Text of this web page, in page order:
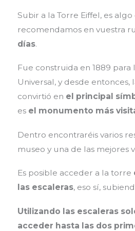
Subir a la Torre Eiffel, es
recomendamos en vuestra
días.
Fue construida en 1889 para
Universal, y desde entonces,
convirtió en el principal
es el monumento más
Dentro encontraréis varios
museo y una de las mejores
Es posible acceder a la torre
las escaleras, eso sí,
Utilizando las escaleras
acceder hasta las dos